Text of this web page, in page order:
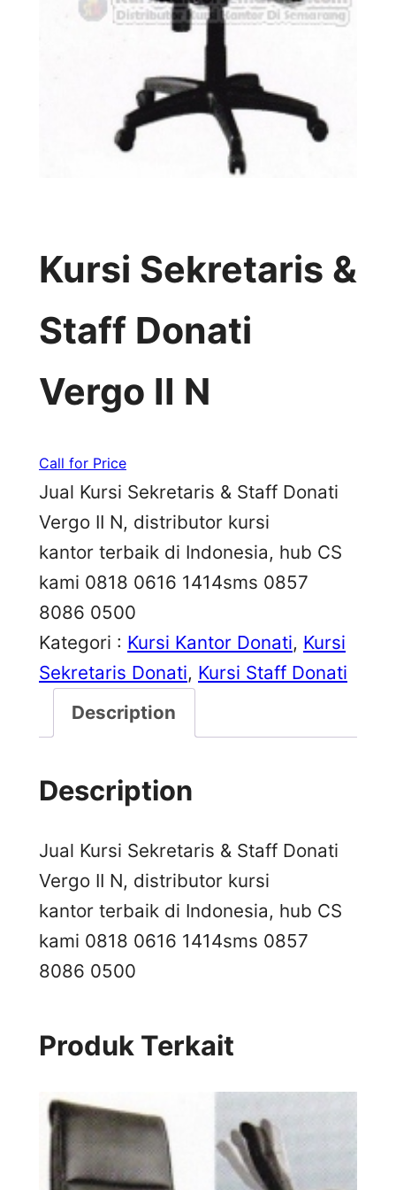
Kursi Sekretaris &
Staff Donati
Vergo II N
Call for Price
Jual Kursi Sekretaris & Staff Donati
Vergo II N, distributor kursi
kantor terbaik di Indonesia, hub CS
kami 0818 0616 1414sms 0857
8086 0500
Kategori : Kursi Kantor Donati, Kursi
Sekretaris Donati, Kursi Staff Donati
Description
Description
Jual Kursi Sekretaris & Staff Donati
Vergo II N, distributor kursi
kantor terbaik di Indonesia, hub CS
kami 0818 0616 1414sms 0857
8086 0500
Produk Terkait